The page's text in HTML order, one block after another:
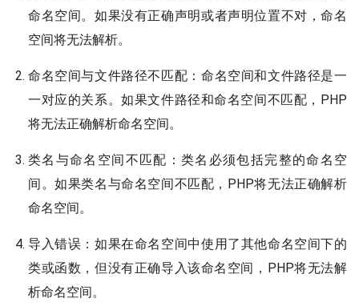
命名空间。如果没有正确声明或者声明位置不对，命名
空间将无法解析。
命名空间与文件路径不匹配：命名空间和文件路径是一
一对应的关系。如果文件路径和命名空间不匹配，PHP
将无法正确解析命名空间。
类名与命名空间不匹配：类名必须包括完整的命名空
间。如果类名与命名空间不匹配，PHP将无法正确解析
命名空间。
导入错误：如果在命名空间中使用了其他命名空间下的
类或函数，但没有正确导入该命名空间，PHP将无法解
析命名空间。